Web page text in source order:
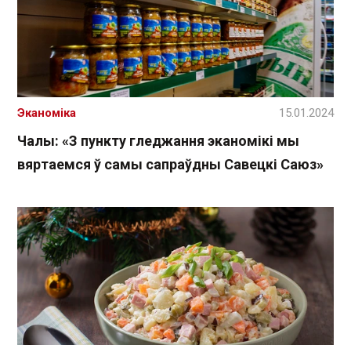
Чалы: «З пункту гледжання эканомікі мы
вяртаемся ў самы сапраўдны Савецкі Саюз»
Эканоміка 15.01.2024